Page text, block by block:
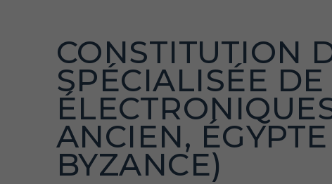
CONSTITUTION
SPÉCIALISÉE
ANCIEN,
BYZANCE)